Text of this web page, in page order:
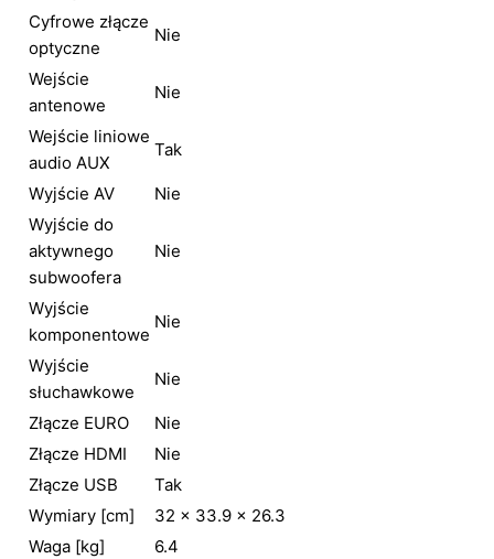
Cyfrowe złącze
optyczne
Nie
Wejście
antenowe
Nie
Wejście liniowe
audio AUX
Tak
Wyjście AV
Nie
Wyjście do
aktywnego
subwoofera
Nie
Wyjście
komponentowe
Nie
Wyjście
słuchawkowe
Nie
Złącze EURO
Nie
Złącze HDMI
Nie
Złącze USB
Tak
Wymiary [cm]
32 × 33.9 × 26.3
Waga [kg]
6.4